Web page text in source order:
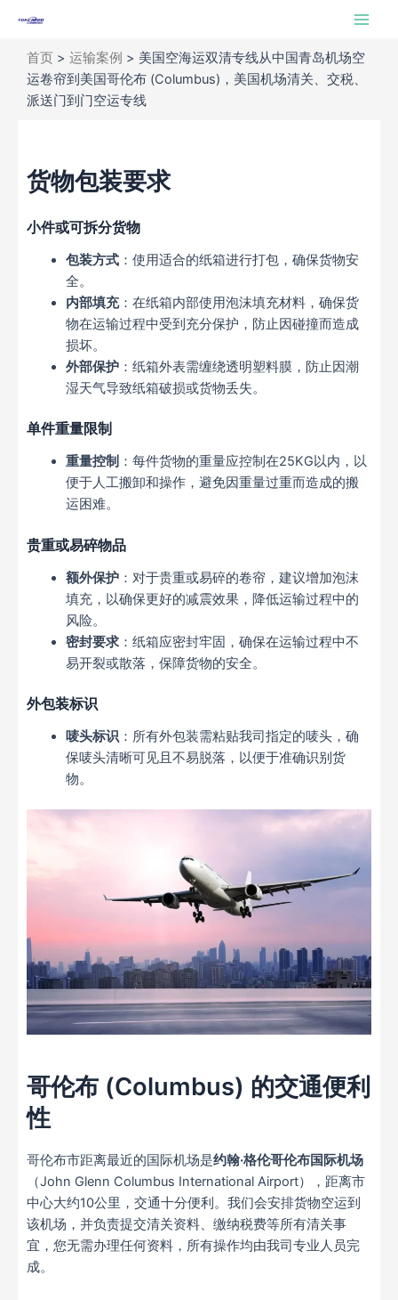
Main
首页 > 运输案例 > 美国空海运双清专线从中国青岛机场空
运卷帘到美国哥伦布 (Columbus)，美国机场清关、交税、
派送门到门空运专线
货物包装要求
小件或可拆分货物
包装方式：使用适合的纸箱进行打包，确保货物安
全。
内部填充：在纸箱内部使用泡沫填充材料，确保货
物在运输过程中受到充分保护，防止因碰撞而造成
损坏。
外部保护：纸箱外表需缠绕透明塑料膜，防止因潮
湿天气导致纸箱破损或货物丢失。
单件重量限制
重量控制 ：每件货物的重量应控制在25KG以内，以
便于人工搬卸和操作，避免因重量过重而造成的搬
运困难。
贵重或易碎物品
额外保护：对于贵重或易碎的卷帘，建议增加泡沫
填充，以确保更好的减震效果，降低运输过程中的
风险。
密封要求：纸箱应密封牢固，确保在运输过程中不
易开裂或散落，保障货物的安全。
外包装标识
唛头标识：所有外包装需粘贴我司指定的唛头，确
保唛头清晰可见且不易脱落，以便于准确识别货
物。
哥伦布 (Columbus) 的交通便利
性
哥伦布市距离最近的国际机场是约翰·格伦哥伦布国际机场
（John Glenn Columbus International Airport），距离市
中心大约10公里，交通十分便利。我们会安排货物空运到
该机场，并负责提交清关资料、缴纳税费等所有清关事
宜，您无需办理任何资料，所有操作均由我司专业人员完
成。